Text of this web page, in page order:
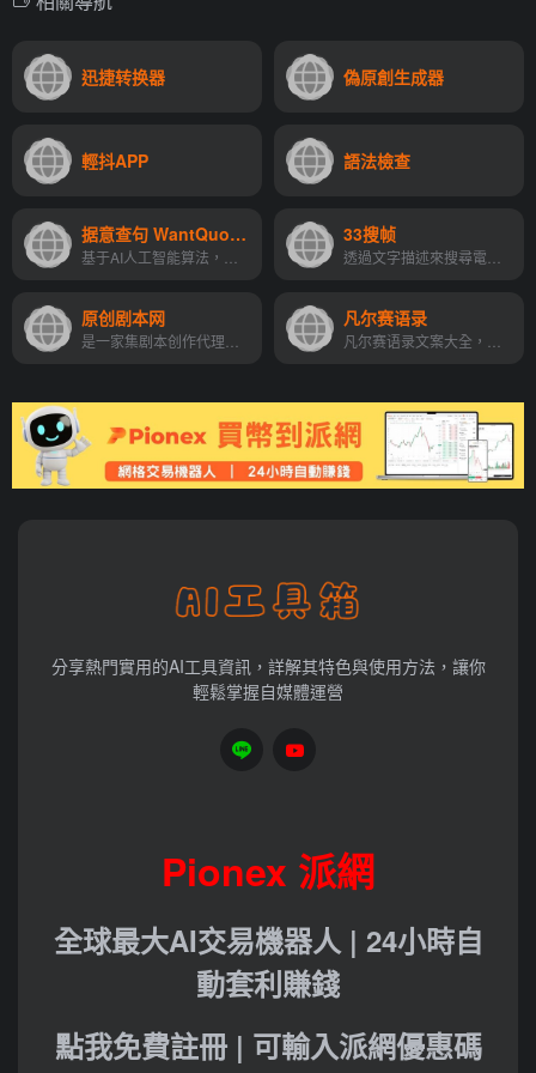
迅捷转换器 偽原創生成器
輕抖APP 語法檢查
据意查句 WantQuotes 33搜帧
原创剧本网 凡尔赛语录
分享熱門實用的AI工具資訊，詳解其特色與使用方法，讓你
輕鬆掌握自媒體運營
Pionex 派網
全球最大AI交易機器人 | 24小時自
動套利賺錢
點我免費註冊 | 可輸入派網優惠碼